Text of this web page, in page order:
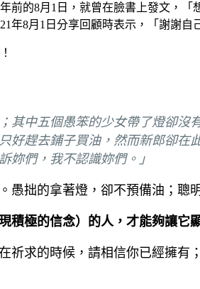
前的8月1日，就曾在臉書上發文，
年8月1日分享回顧時表示，「謝謝自
其中五個愚笨的少女帶了燈卻
好趕去鋪子買油，然而新郎卻
妳們，我不認識妳們。」
愚拙的拿著燈，卻不預備油；
積極的信念）的人，才能夠讓它
祈求的時候，請相信你已經擁